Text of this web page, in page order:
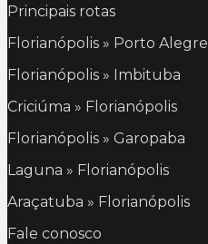
Principais rotas
Florianópolis » Porto Alegre
Florianópolis » Imbituba
Criciúma » Florianópolis
Florianópolis » Garopaba
Laguna » Florianópolis
Araçatuba » Florianópolis
Fale conosco